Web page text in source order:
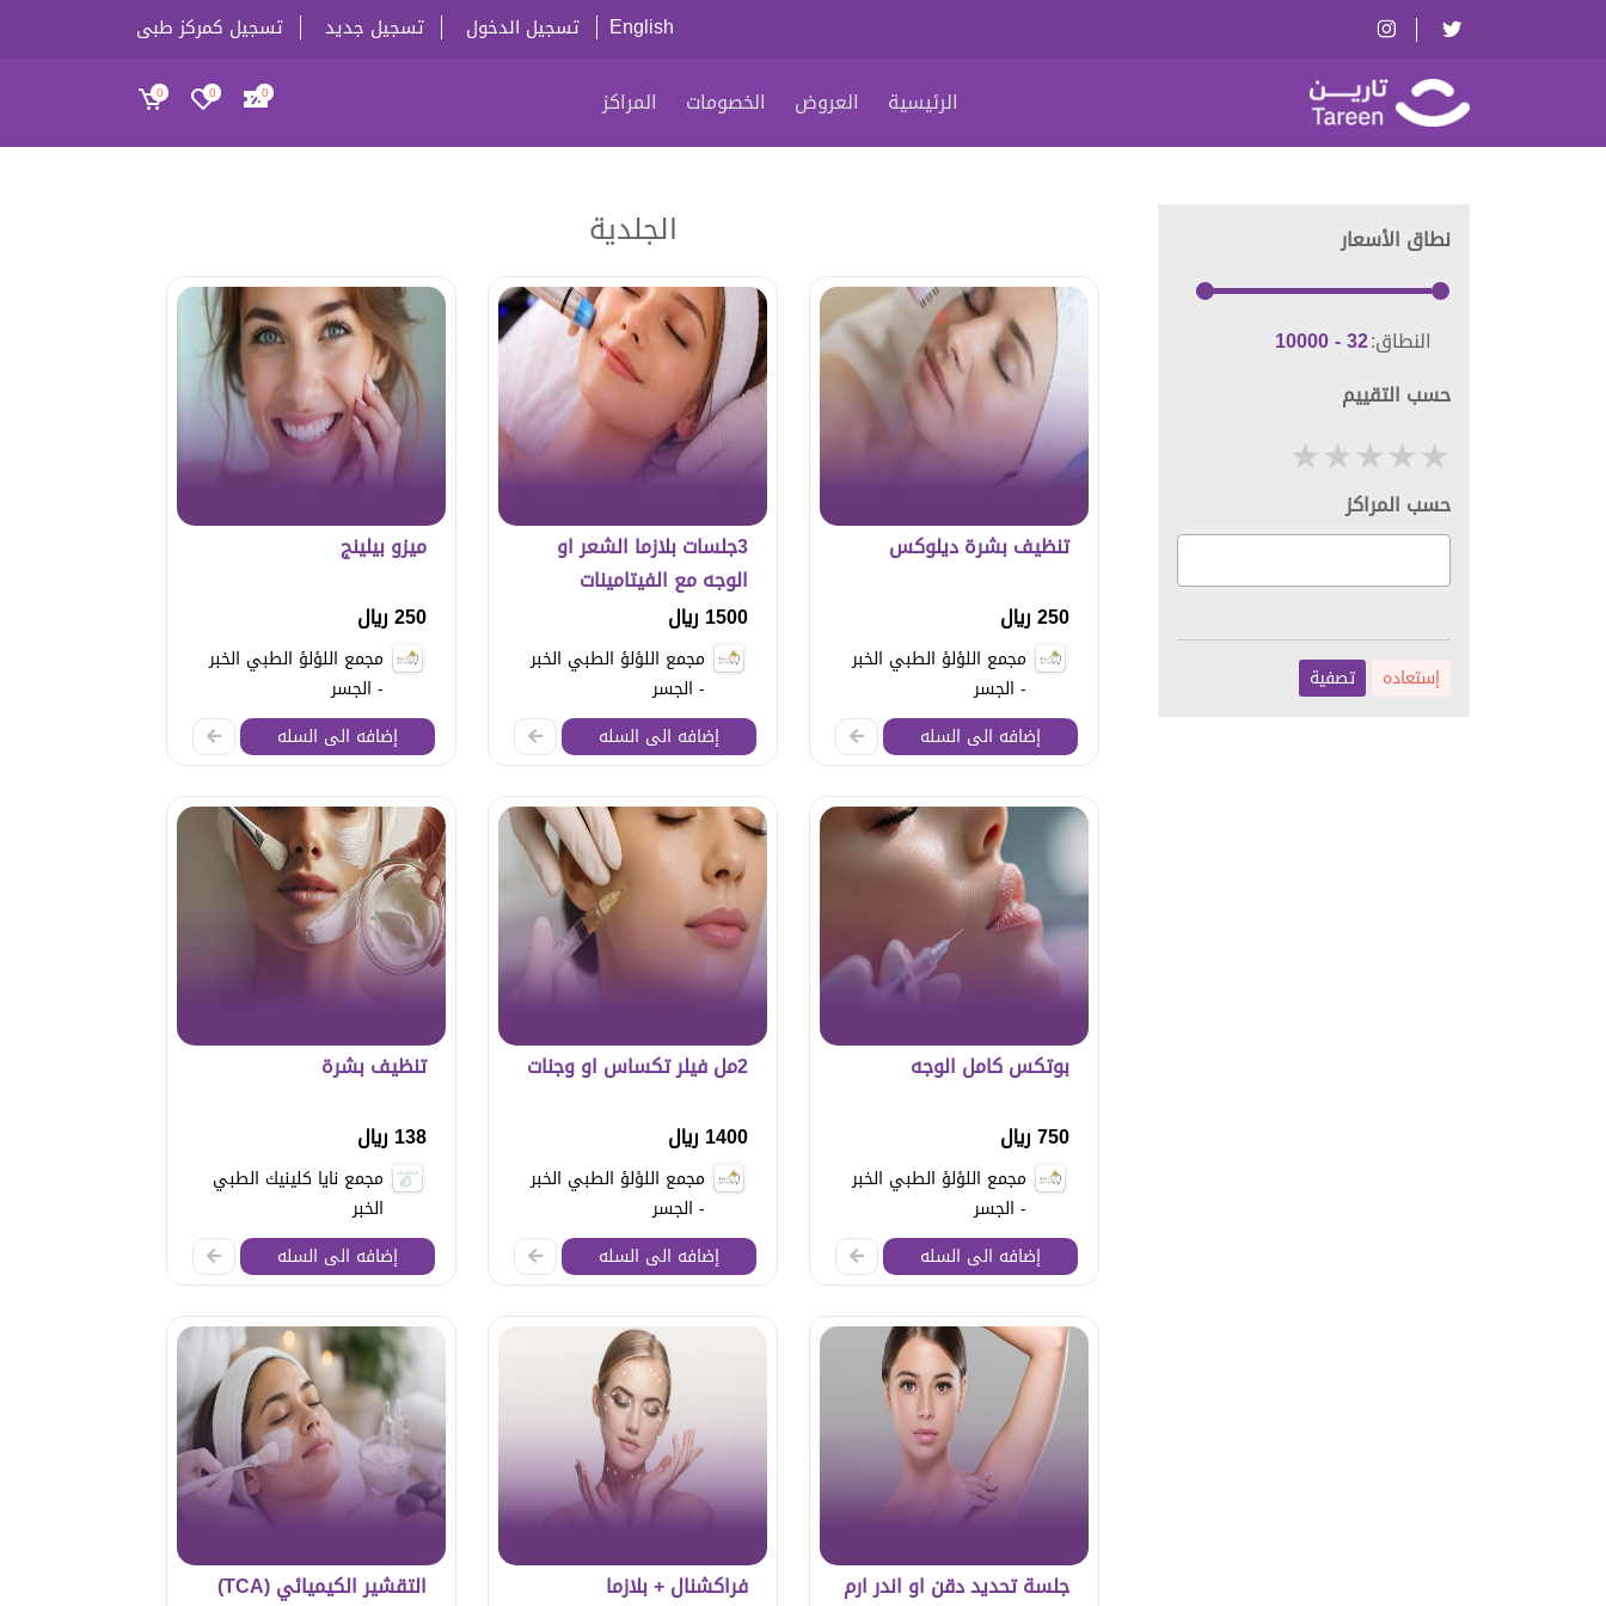
English تسجيل الدخول تسجيل جديد تسجيل كمركز طبى
الرئيسية العروض الخصومات المراكز 0
0
0
نطاق الأسعار
النطاق:
حسب التقييم
حسب المراكز
إستعاده تصفية
الجلدية
تنظيف بشرة ديلوكس
250 ريال
مجمع اللؤلؤ الطبي الخبر
- الجسر
إضافه الى السله
3جلسات بلازما الشعر او
الوجه مع الفيتامينات
1500 ريال
مجمع اللؤلؤ الطبي الخبر
- الجسر
إضافه الى السله
ميزو بيلينج
250 ريال
مجمع اللؤلؤ الطبي الخبر
- الجسر
إضافه الى السله
بوتكس كامل الوجه
750 ريال
مجمع اللؤلؤ الطبي الخبر
- الجسر
إضافه الى السله
2مل فيلر تكساس او وجنات
1400 ريال
مجمع اللؤلؤ الطبي الخبر
- الجسر
إضافه الى السله
تنظيف بشرة
138 ريال
مجمع نايا كلينيك الطبي
الخبر
إضافه الى السله
جلسة تحديد دقن او اندر ارم فراكشنال + بلازما التقشير الكيميائي (TCA)